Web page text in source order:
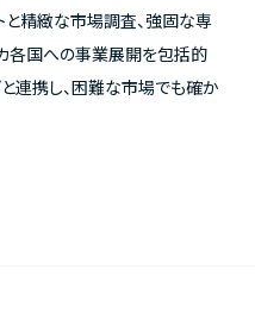
と精緻な市場調査、強固な専
各国への事業展開を包括的
と連携し、困難な市場でも確か